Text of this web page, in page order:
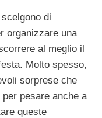
di
organizzare una
al meglio il
Molto spesso,
sorprese che
pesare anche a
queste